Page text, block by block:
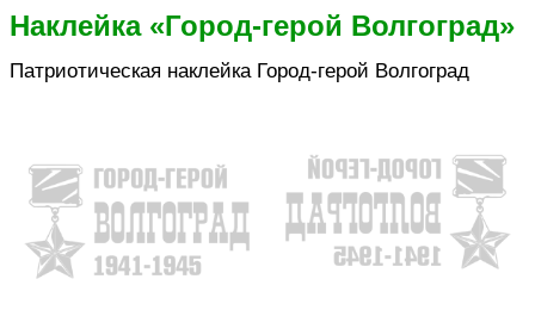
Наклейка «Город-герой Волгоград»
Патриотическая наклейка Город-герой Волгоград